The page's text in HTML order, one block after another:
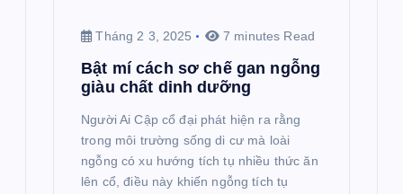
Tháng 2 3, 2025 7 minutes Read
Bật mí cách sơ chế gan ngỗng
giàu chất dinh dưỡng
Người Ai Cập cổ đại phát hiện ra rằng
trong môi trường sống di cư mà loài
ngỗng có xu hướng tích tụ nhiều thức ăn
lên cổ, điều này khiến ngỗng tích tụ